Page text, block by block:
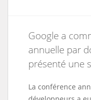
Google a
annuelle par
présenté une
La conférence